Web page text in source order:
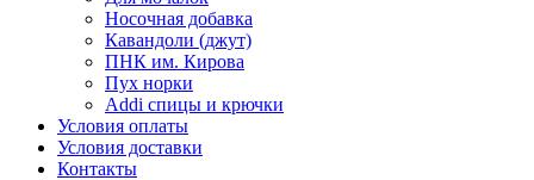
Носочная добавка
Кавандоли (джут)
ПНК им. Кирова
Пух норки
Addi спицы и крючки
Условия оплаты
Условия доставки
Контакты